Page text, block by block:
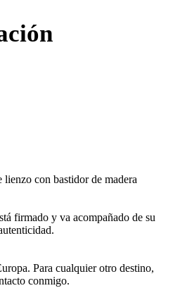
con bastidor de madera
firmado y va acompañado de su
Para cualquier otro destino,
conmigo.